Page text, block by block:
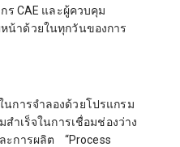
ร CAE และผู้ควบคุม
น้าด้วยในทุกวันของการ
การจำลองด้วยโปรแกรม
ำเร็จในการเชื่อมช่องว่าง
ะการผลิต “Process